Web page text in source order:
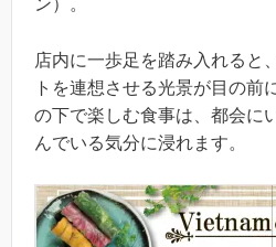
ン）。
店内に一歩足を踏み入れると
トを連想させる光景が目の前
の下で楽しむ食事は、都会に
んでいる気分に浸れます。